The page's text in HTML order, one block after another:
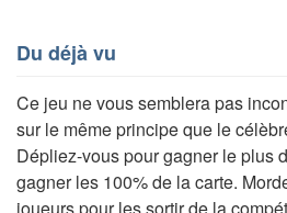
Du déjà vu
Ce jeu ne vous semblera pas
sur le même principe que le
Dépliez-vous pour gagner le plus
gagner les 100% de la carte.